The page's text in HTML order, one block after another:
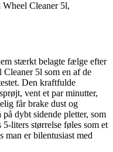
stærkt belagte fælge efter
5l som en af de
Den kraftfulde
vent et par minutter,
får brake dust og
dybt sidende pletter, som
liters størrelse føles som et
er bilentusiast med